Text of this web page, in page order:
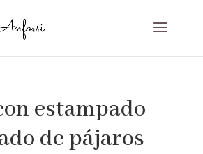
estampado
de pájaros